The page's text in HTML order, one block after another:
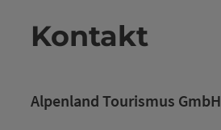
Kontakt
Alpenland Tourismus GmbH